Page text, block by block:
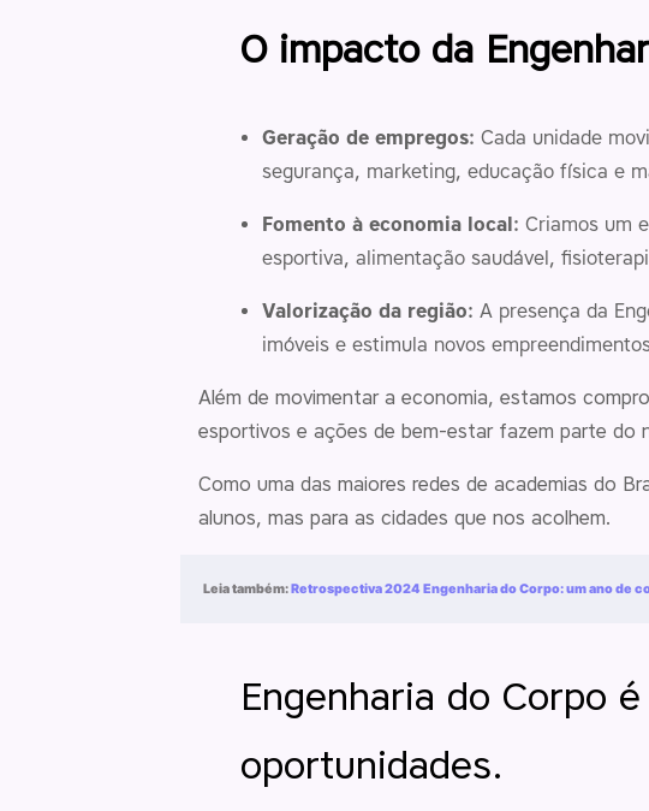
O impacto da
Geração de empregos: Cada unidade
segurança, marketing, educação física e
Fomento à economia local: Criamos um
esportiva, alimentação saudável,
Valorização da região: A presença da
imóveis e estimula novos
Além de movimentar a economia, estamos
esportivos e ações de bem-estar fazem parte do
Como uma das maiores redes de academias do
alunos, mas para as cidades que nos acolhem.
Leia também:Retrospectiva 2024 Engenharia do Corpo: um ano de
Engenharia do Corpo
oportunidades.